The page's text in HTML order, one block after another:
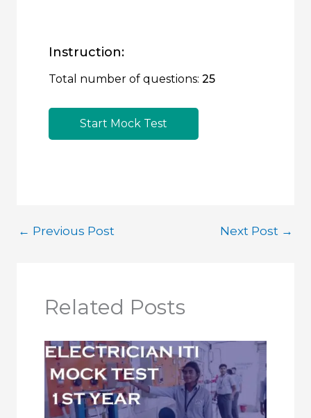
Instruction:
Total number of questions: 25
Start Mock Test
← Previous Post Next Post →
Related Posts